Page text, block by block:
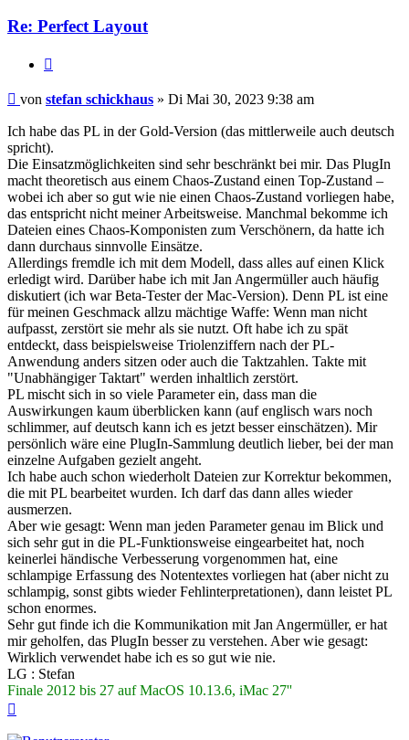
Re: Perfect Layout
Beitrag
von stefan schickhaus » Di Mai 30, 2023 9:38 am
Ich habe das PL in der Gold-Version (das mittlerweile auch deutsch
spricht).
Die Einsatzmöglichkeiten sind sehr beschränkt bei mir. Das PlugIn
macht theoretisch aus einem Chaos-Zustand einen Top-Zustand –
wobei ich aber so gut wie nie einen Chaos-Zustand vorliegen habe,
das entspricht nicht meiner Arbeitsweise. Manchmal bekomme ich
Dateien eines Chaos-Komponisten zum Verschönern, da hatte ich
dann durchaus sinnvolle Einsätze.
Allerdings fremdle ich mit dem Modell, dass alles auf einen Klick
erledigt wird. Darüber habe ich mit Jan Angermüller auch häufig
diskutiert (ich war Beta-Tester der Mac-Version). Denn PL ist eine
für meinen Geschmack allzu mächtige Waffe: Wenn man nicht
aufpasst, zerstört sie mehr als sie nutzt. Oft habe ich zu spät
entdeckt, dass beispielsweise Triolenziffern nach der PL-
Anwendung anders sitzen oder auch die Taktzahlen. Takte mit
"Unabhängiger Taktart" werden inhaltlich zerstört.
PL mischt sich in so viele Parameter ein, dass man die
Auswirkungen kaum überblicken kann (auf englisch wars noch
schlimmer, auf deutsch kann ich es jetzt besser einschätzen). Mir
persönlich wäre eine PlugIn-Sammlung deutlich lieber, bei der man
einzelne Aufgaben gezielt angeht.
Ich habe auch schon wiederholt Dateien zur Korrektur bekommen,
die mit PL bearbeitet wurden. Ich darf das dann alles wieder
ausmerzen.
Aber wie gesagt: Wenn man jeden Parameter genau im Blick und
sich sehr gut in die PL-Funktionsweise eingearbeitet hat, noch
keinerlei händische Verbesserung vorgenommen hat, eine
schlampige Erfassung des Notentextes vorliegen hat (aber nicht zu
schlampig, sonst gibts wieder Fehlinterpretationen), dann leistet PL
schon enormes.
Sehr gut finde ich die Kommunikation mit Jan Angermüller, er hat
mir geholfen, das PlugIn besser zu verstehen. Aber wie gesagt:
Wirklich verwendet habe ich es so gut wie nie.
LG : Stefan
Finale 2012 bis 27 auf MacOS 10.13.6, iMac 27''